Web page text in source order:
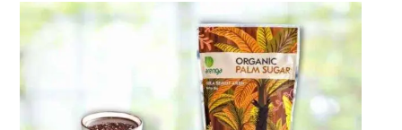
Kontak
Cokelat
Bubuk